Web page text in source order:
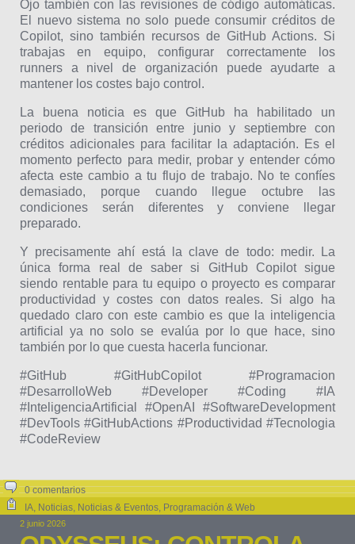
Ojo también con las revisiones de código automáticas.
El nuevo sistema no solo puede consumir créditos de
Copilot, sino también recursos de GitHub Actions. Si
trabajas en equipo, configurar correctamente los
runners a nivel de organización puede ayudarte a
mantener los costes bajo control.
La buena noticia es que GitHub ha habilitado un
periodo de transición entre junio y septiembre con
créditos adicionales para facilitar la adaptación. Es el
momento perfecto para medir, probar y entender cómo
afecta este cambio a tu flujo de trabajo. No te confíes
demasiado, porque cuando llegue octubre las
condiciones serán diferentes y conviene llegar
preparado.
Y precisamente ahí está la clave de todo: medir. La
única forma real de saber si GitHub Copilot sigue
siendo rentable para tu equipo o proyecto es comparar
productividad y costes con datos reales. Si algo ha
quedado claro con este cambio es que la inteligencia
artificial ya no solo se evalúa por lo que hace, sino
también por lo que cuesta hacerla funcionar.
#GitHub #GitHubCopilot #Programacion
#DesarrolloWeb #Developer #Coding #IA
#InteligenciaArtificial #OpenAI #SoftwareDevelopment
#DevTools #GitHubActions #Productividad #Tecnologia
#CodeReview
0 comentarios
IA, Noticias, Noticias & Eventos, Programación & Web
2 junio 2026